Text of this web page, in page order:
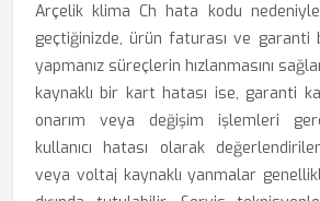
Arçelik klima Ch hata kodu
geçtiğinizde, ürün faturası ve garanti
yapmanız süreçlerin hızlanmasını
kaynaklı bir kart hatası ise, garanti
onarım veya değişim işlemleri
kullanıcı hatası olarak
veya voltaj kaynaklı yanmalar